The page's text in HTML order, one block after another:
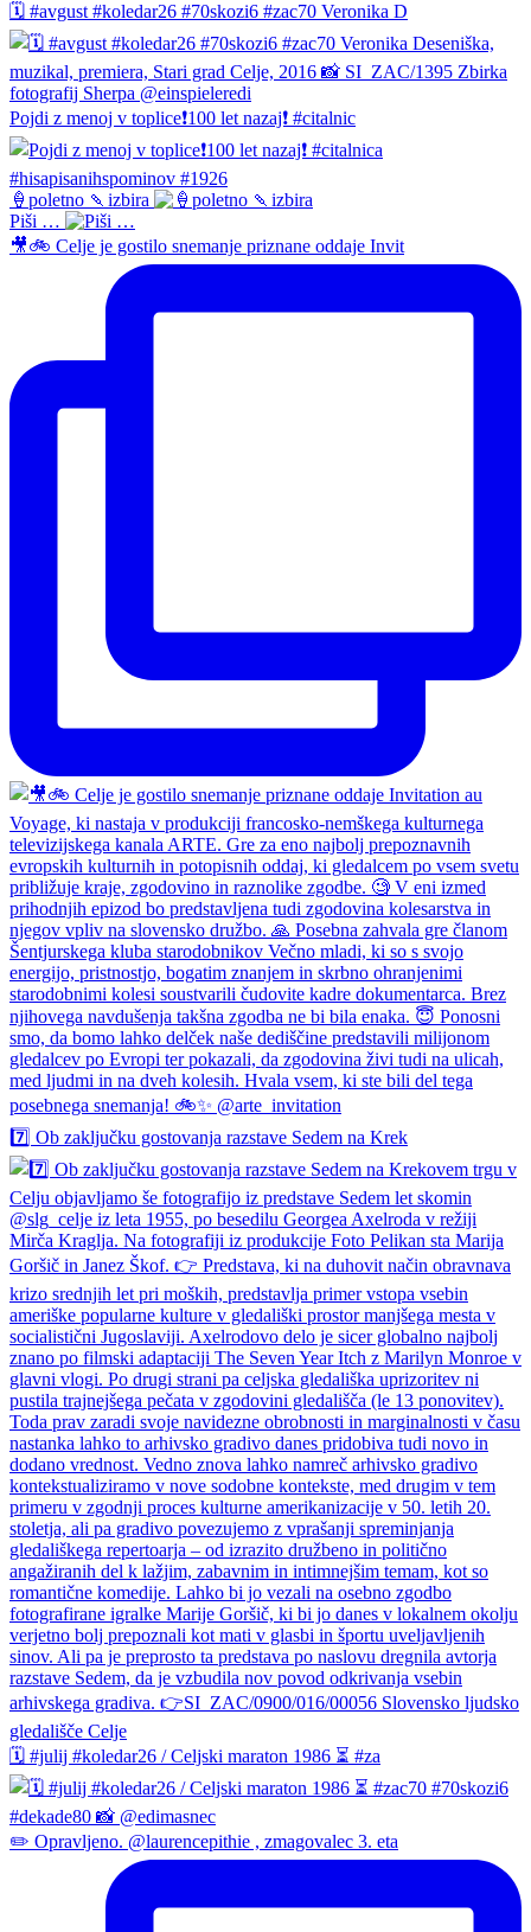
🗓️ #avgust #koledar26 #70skozi6 #zac70 Veronika D
Pojdi z menoj v toplice❗️100 let nazaj❗️ #citalnic
🍦poletno 🍡izbira
Piši …
🎥🚲 Celje je gostilo snemanje priznane oddaje Invit
7️⃣ Ob zaključku gostovanja razstave Sedem na Krek
🗓️ #julij #koledar26 / Celjski maraton 1986 ⏳ #za
✏️ Opravljeno. @laurencepithie , zmagovalec 3. eta